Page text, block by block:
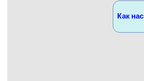
Как